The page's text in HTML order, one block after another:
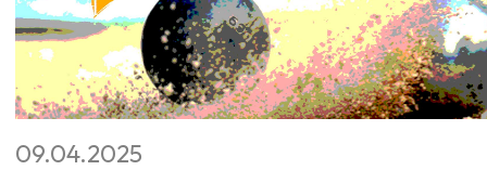
09.04.2025